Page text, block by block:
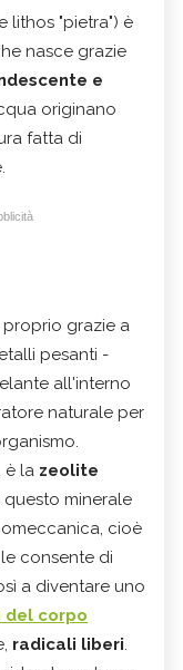
lithos "pietra") è
nasce grazie
e
originano
fatta di
grazie a
pesanti -
all'interno
naturale per
è la zeolite
minerale
cioè
consente di
a diventare uno
del corpo
radicali liberi.